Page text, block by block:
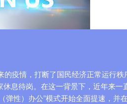
的疫情，打断了国民经济正常运行
息待岗。在这一背景下，近年来一
弹性）办公”模式开始全面提速，